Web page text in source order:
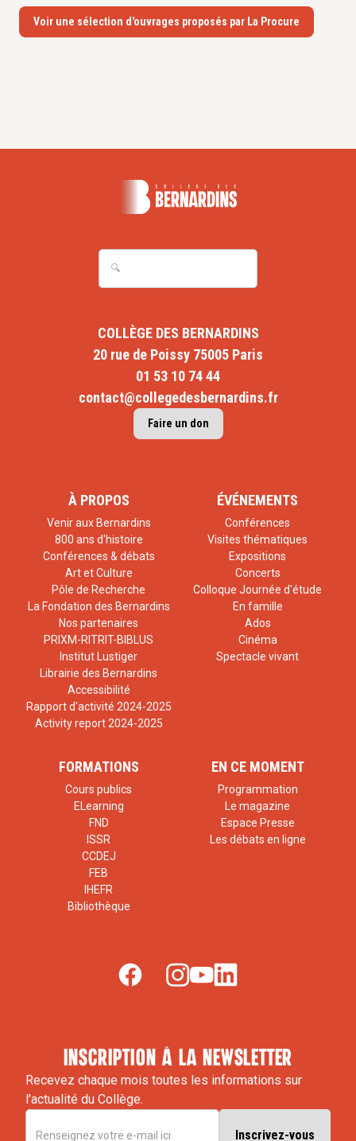
Voir une sélection d'ouvrages proposés par La Procure
COLLÈGE DES BERNARDINS
20 rue de Poissy 75005 Paris
01 53 10 74 44
contact@collegedesbernardins.fr
Faire un don
À PROPOS
Venir aux Bernardins
800 ans d'histoire
Conférences & débats
Art et Culture
Pôle de Recherche
La Fondation des Bernardins
Nos partenaires
PRIXM-RITRIT-BIBLUS
Institut Lustiger
Librairie des Bernardins
Accessibilité
Rapport d'activité 2024-2025
Activity report 2024-2025
ÉVÉNEMENTS
Conférences
Visites thématiques
Expositions
Concerts
Colloque Journée d'étude
En famille
Ados
Cinéma
Spectacle vivant
FORMATIONS
Cours publics
ELearning
FND
ISSR
CCDEJ
FEB
IHEFR
Bibliothèque
EN CE MOMENT
Programmation
Le magazine
Espace Presse
Les débats en ligne
inscription à la newsletter
Recevez chaque mois toutes les informations sur
l'actualité du Collège.